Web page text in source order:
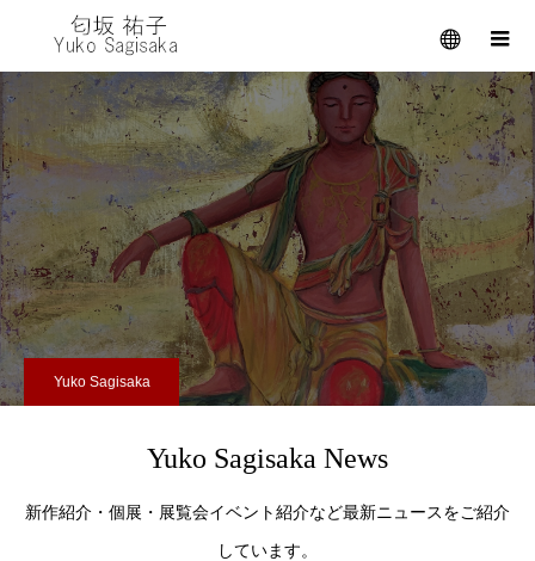
メニュー
Yuko Sagisaka
Yuko Sagisaka News
新作紹介・個展・展覧会イベント紹介など最新ニュースをご紹介
しています。